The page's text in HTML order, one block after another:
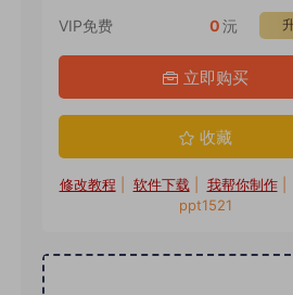
VIP免费 0沅
立即购买
收藏
修改教程 软件下载 我帮你制作|
ppt1521